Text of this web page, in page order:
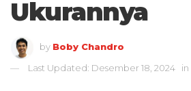
Ukurannya
by Boby Chandro
Last Updated: Desember 18, 2024
in